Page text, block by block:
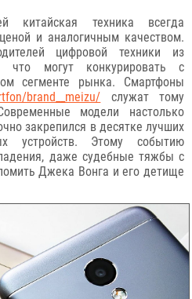
китайская техника всегда
и аналогичным качеством.
цифровой техники из
что могут конкурировать с
сегменте рынка. Смартфоны
brand__meizu/ служат тому
модели настолько
закрепился в десятке лучших
устройств. Этому событию
даже судебные тяжбы с
Джека Вонга и его детище